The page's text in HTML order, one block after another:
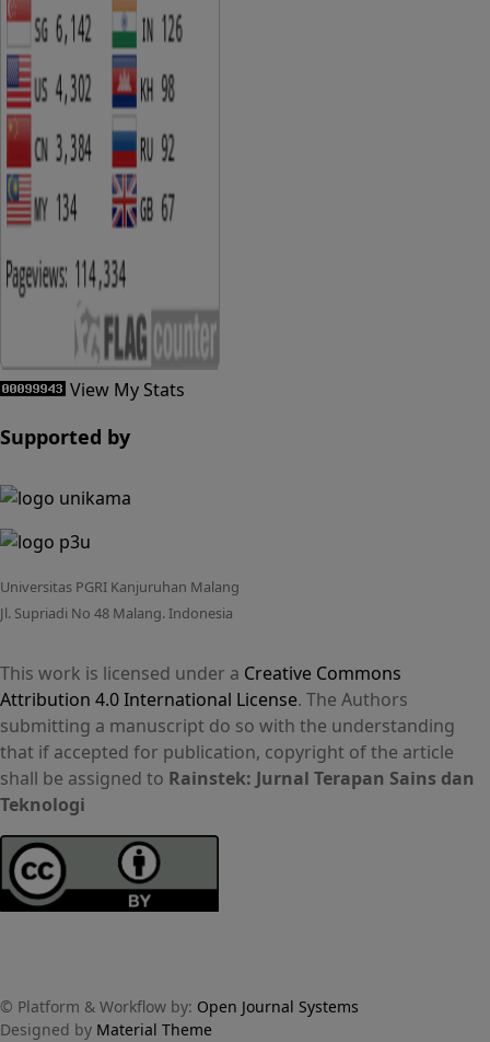
View My Stats
Supported by
Universitas PGRI Kanjuruhan Malang
Jl. Supriadi No 48 Malang. Indonesia
This work is licensed under a Creative Commons
Attribution 4.0 International License. The Authors
submitting a manuscript do so with the understanding
that if accepted for publication, copyright of the article
shall be assigned to Rainstek: Jurnal Terapan Sains dan
Teknologi
© Platform & Workflow by: Open Journal Systems
Designed by Material Theme